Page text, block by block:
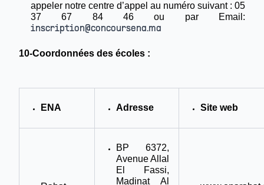
appeler notre centre d’appel au numéro suivant : 05
37 67 84 46 ou par Email:
inscription@concoursena.ma
10-Coordonnées des écoles :
ENA Adresse Site web
BP 6372,
Avenue Allal
El Fassi,
Madinat Al